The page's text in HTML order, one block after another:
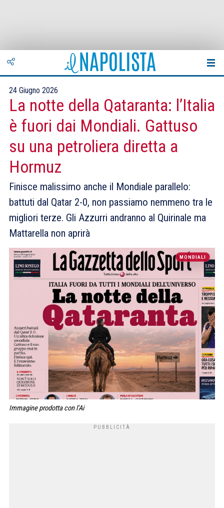
24 Giugno 2026
La notte della Qataranta: l’Italia
è fuori dai Mondiali. Gattuso
su una petroliera diretta a
Hormuz
Finisce malissimo anche il Mondiale parallelo:
battuti dal Qatar 2-0, non passiamo nemmeno tra le
migliori terze. Gli Azzurri andranno al Quirinale ma
Mattarella non aprirà
MONDIALI
Immagine prodotta con l'Ai